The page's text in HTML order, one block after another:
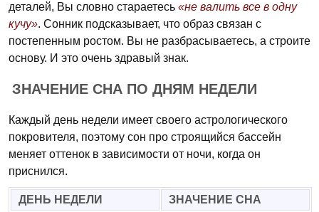
деталей, Вы словно стараетесь «не валить все в одну
кучу». Сонник подсказывает, что образ связан с
постепенным ростом. Вы не разбрасываетесь, а строите
основу. И это очень здравый знак.
ЗНАЧЕНИЕ СНА ПО ДНЯМ НЕДЕЛИ
Каждый день недели имеет своего астрологического
покровителя, поэтому сон про строящийся бассейн
меняет оттенок в зависимости от ночи, когда он
приснился.
ДЕНЬ НЕДЕЛИ ЗНАЧЕНИЕ СНА